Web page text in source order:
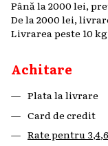
Până la 2000 lei,
De la 2000 lei,
Livrarea peste 10
Achitare
Plata la livrare
Card de credit
Rate pentru